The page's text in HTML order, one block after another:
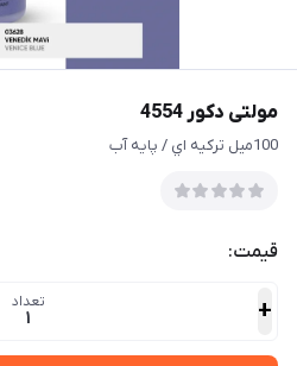
مولتی دکور 4554
100ميل تركيه اي / پايه آب
قیمت:
+ تعداد
1